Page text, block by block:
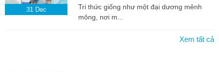
31 Dec
Tri thức giống như một đại dương mênh
mông, nơi m...
Xem tất cả